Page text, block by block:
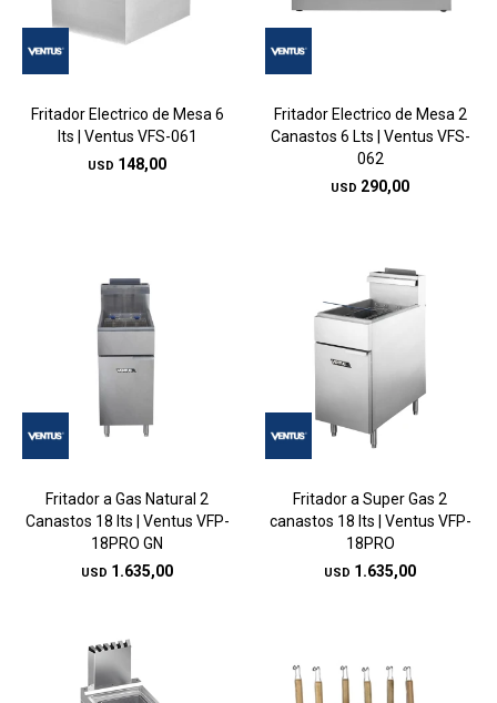
Fritador Electrico de Mesa 6
lts | Ventus VFS-061
USD 148,00
Fritador Electrico de Mesa 2
Canastos 6 Lts | Ventus VFS-
062
USD 290,00
Fritador a Gas Natural 2
Canastos 18 lts | Ventus VFP-
18PRO GN
USD 1.635,00
Fritador a Super Gas 2
canastos 18 lts | Ventus VFP-
18PRO
USD 1.635,00